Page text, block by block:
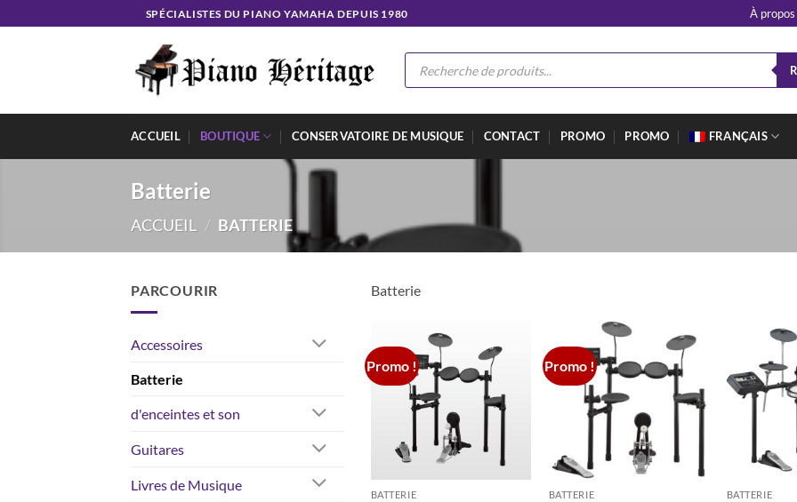
au
SPÉCIALISTES DU PIANO YAMAHA DEPUIS 1980 À propos
Recherche
ACCUEIL BOUTIQUE CONSERVATOIRE DE MUSIQUE CONTACT PROMO PROMO FRANÇAIS
Batterie
ACCUEIL / BATTERIE
PARCOURIR
Accessoires
Batterie
d'enceintes et son
Guitares
Livres de Musique
Batterie
Promo !
Add to
wishlist
BATTERIE
Promo !
Add to
wishlist
BATTERIE BATTERIE